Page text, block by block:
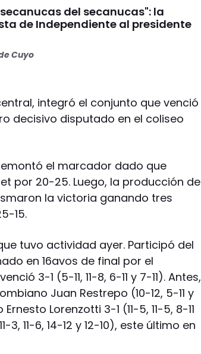
del secanucas": la
de Independiente al presidente
Cuyo
integró el conjunto que venció
decisivo disputado en el coliseo
el marcador dado que
por 20-25. Luego, la producción de
la victoria ganando tres
15.
tuvo actividad ayer. Participó del
en 16avos de final por el
3-1 (5-11, 11-8, 6-11 y 7-11). Antes,
Juan Restrepo (10-12, 5-11 y
Lorenzotti 3-1 (11-5, 11-5, 8-11
11-6, 14-12 y 12-10), este último en